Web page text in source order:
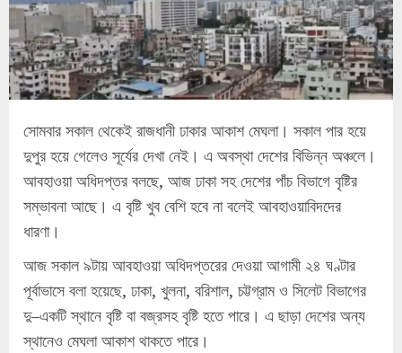
সোমবার সকাল থেকেই রাজধানী ঢাকার আকাশ মেঘলা। সকাল পার হয়ে
দুপুর হয়ে গেলেও সূর্যের দেখা নেই। এ অবস্থা দেশের বিভিন্ন অঞ্চলে।
আবহাওয়া অধিদপ্তর বলছে, আজ ঢাকা সহ দেশের পাঁচ বিভাগে বৃষ্টির
সম্ভাবনা আছে। এ বৃষ্টি খুব বেশি হবে না বলেই আবহাওয়াবিদদের
ধারণা।
আজ সকাল ৯টায় আবহাওয়া অধিদপ্তরের দেওয়া আগামী ২৪ ঘণ্টার
পূর্বাভাসে বলা হয়েছে, ঢাকা, খুলনা, বরিশাল, চট্টগ্রাম ও সিলেট বিভাগের
দু–একটি স্থানে বৃষ্টি বা বজ্রসহ বৃষ্টি হতে পারে। এ ছাড়া দেশের অন্য
স্থানেও মেঘলা আকাশ থাকতে পারে।